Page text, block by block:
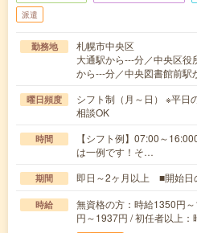
派遣
勤務地
札幌市中央区
大通駅から---分／中央区
から---分／中央図書館前
曜日頻度
シフト制（月～日） ※平日
相談OK
時間
【シフト例】07:00～
は一例です！そ…
期間 即日～2ヶ月以上 ■開始日
時給
無資格の方：時給1350円
円～1937円 / 初任者以上